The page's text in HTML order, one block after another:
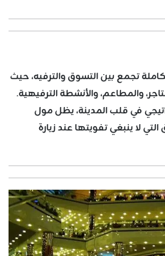
تجمع بين التسوق والترفيه، حيث
والمطاعم، والأنشطة الترفيهية.
في قلب المدينة، يظل مول
لا ينبغي تفويتها عند زيارة